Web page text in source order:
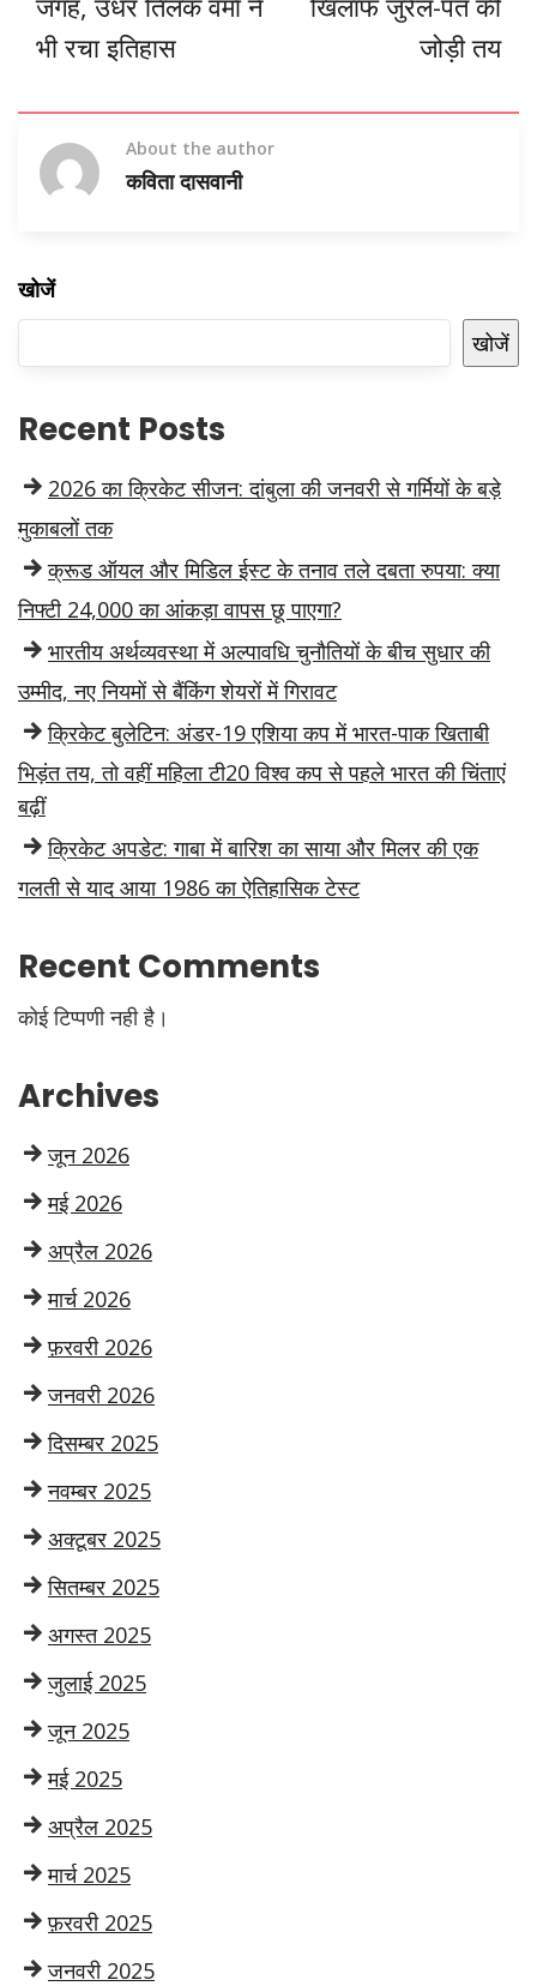
भी रचा इतिहास
जोड़ी तय
About the author
कविता दासवानी
खोजें
खोजें
Recent Posts
2026 का क्रिकेट सीजन: दांबुला की जनवरी से गर्मियों के बड़े
मुकाबलों तक
क्रूड ऑयल और मिडिल ईस्ट के तनाव तले दबता रुपया: क्या
निफ्टी 24,000 का आंकड़ा वापस छू पाएगा?
भारतीय अर्थव्यवस्था में अल्पावधि चुनौतियों के बीच सुधार की
उम्मीद, नए नियमों से बैंकिंग शेयरों में गिरावट
क्रिकेट बुलेटिन: अंडर-19 एशिया कप में भारत-पाक खिताबी
भिड़ंत तय, तो वहीं महिला टी20 विश्व कप से पहले भारत की चिंताएं
बढ़ीं
क्रिकेट अपडेट: गाबा में बारिश का साया और मिलर की एक
गलती से याद आया 1986 का ऐतिहासिक टेस्ट
Recent Comments
कोई टिप्पणी नही है।
Archives
जून 2026
मई 2026
अप्रैल 2026
मार्च 2026
फ़रवरी 2026
जनवरी 2026
दिसम्बर 2025
नवम्बर 2025
अक्टूबर 2025
सितम्बर 2025
अगस्त 2025
जुलाई 2025
जून 2025
मई 2025
अप्रैल 2025
मार्च 2025
फ़रवरी 2025
जनवरी 2025